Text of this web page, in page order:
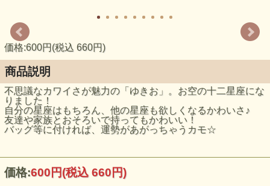
価格:600円(税込 660円)
商品説明
不思議なカワイさが魅力の「ゆきお」。お空の十二星座にな
りました！
自分の星座はもちろん、他の星座も欲しくなるかわいさ♪
友達や家族とおそろいで持ってもかわいい！
バッグ等に付ければ、運勢があがっちゃうカモ☆
価格:600円(税込 660円)